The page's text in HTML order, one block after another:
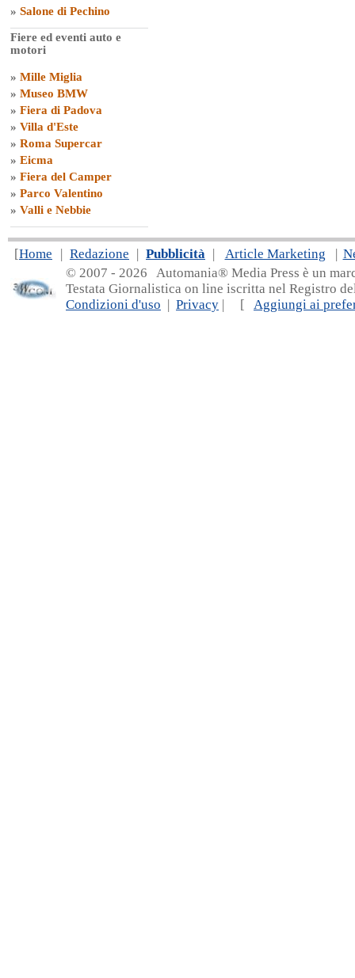
» Salone di Pechino
Fiere ed eventi auto e
motori
» Mille Miglia
» Museo BMW
» Fiera di Padova
» Villa d'Este
» Roma Supercar
» Eicma
» Fiera del Camper
» Parco Valentino
» Valli e Nebbie
[Home | Redazione | Pubblicità | Article Marketing |
© 2007 - 2026 Automania® Media Press è un
Testata Giornalistica on line iscritta nel Registro
Condizioni d'uso | Privacy | [ Aggiungi ai